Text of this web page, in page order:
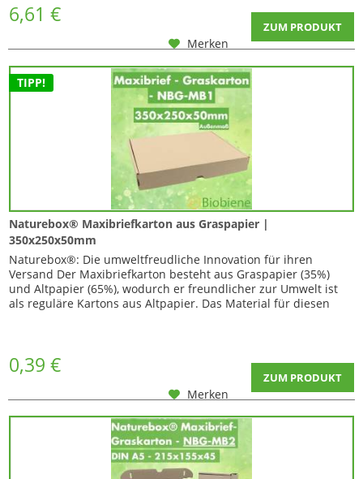
6,61 € ZUM PRODUKT
Merken
TIPP!
Naturebox® Maxibriefkarton aus Graspapier |
350x250x50mm
Naturebox®: Die umweltfreudliche Innovation für ihren
Versand Der Maxibriefkarton besteht aus Graspapier (35%)
und Altpapier (65%), wodurch er freundlicher zur Umwelt ist
als reguläre Kartons aus Altpapier. Das Material für diesen
0,39 € ZUM PRODUKT
Merken